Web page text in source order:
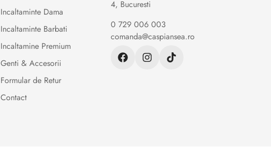
Incaltaminte Dama
Incaltaminte Barbati
Incaltamine Premium
Genti & Accesorii
Formular de Retur
Contact
4, Bucuresti
0 729 006 003
comanda@caspiansea.ro